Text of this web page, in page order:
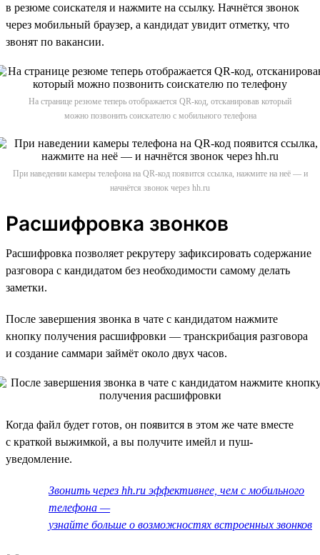
в резюме соискателя и нажмите на ссылку. Начнётся звонок
через мобильный браузер, а кандидат увидит отметку, что
звонят по вакансии.
На странице резюме теперь отображается QR-код, отсканировав который
можно позвонить соискателю с мобильного телефона
При наведении камеры телефона на QR-код появится ссылка, нажмите на неё — и
начнётся звонок через hh.ru
Расшифровка звонков
Расшифровка позволяет рекрутеру зафиксировать содержание
разговора с кандидатом без необходимости самому делать
заметки.
После завершения звонка в чате с кандидатом нажмите
кнопку получения расшифровки — транскрибация разговора
и создание саммари займёт около двух часов.
Когда файл будет готов, он появится в этом же чате вместе
с краткой выжимкой, а вы получите имейл и пуш-
уведомление.
Звонить через hh.ru эффективнее, чем с мобильного
телефона —
узнайте больше о возможностях встроенных звонков